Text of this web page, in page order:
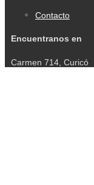
Contacto
Encuentranos en
Carmen 714, Curicó